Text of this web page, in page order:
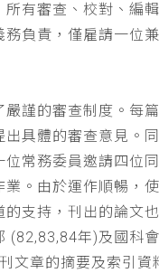
有審查、校對、編
負責，僅雇請一位
謹的審查制度。每
具體的審查意見。
常務委員邀請四位
。由於運作順暢，
的支持，刊出的論文
(82,83,84年)及國科
文章的摘要及索引資